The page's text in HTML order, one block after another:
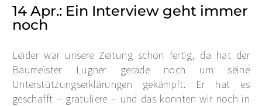
14 Apr.: Ein Interview geht immer
noch
Leider war unsere Zeitung schon fertig, da hat der
Baumeister Lugner gerade noch um seine
Unterstützungserklärungen gekämpft. Er hat es
geschafft – gratuliere – und das konnten wir noch in